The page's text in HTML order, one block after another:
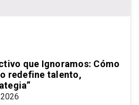
que Ignoramos: Cómo
redefine talento,